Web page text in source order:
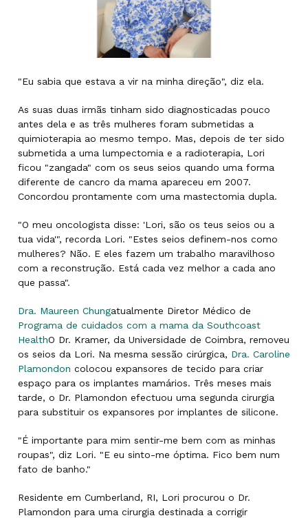
"Eu sabia que estava a vir na minha direção", diz ela.
As suas duas irmãs tinham sido diagnosticadas pouco
antes dela e as três mulheres foram submetidas a
quimioterapia ao mesmo tempo. Mas, depois de ter sido
submetida a uma lumpectomia e a radioterapia, Lori
ficou "zangada" com os seus seios quando uma forma
diferente de cancro da mama apareceu em 2007.
Concordou prontamente com uma mastectomia dupla.
"O meu oncologista disse: 'Lori, são os teus seios ou a
tua vida'", recorda Lori. "Estes seios definem-nos como
mulheres? Não. E eles fazem um trabalho maravilhoso
com a reconstrução. Está cada vez melhor a cada ano
que passa".
Dra. Maureen Chungatualmente Diretor Médico de
Programa de cuidados com a mama da Southcoast
HealthO Dr. Kramer, da Universidade de Coimbra, removeu
os seios da Lori. Na mesma sessão cirúrgica, Dra. Caroline
Plamondon colocou expansores de tecido para criar
espaço para os implantes mamários. Três meses mais
tarde, o Dr. Plamondon efectuou uma segunda cirurgia
para substituir os expansores por implantes de silicone.
"É importante para mim sentir-me bem com as minhas
roupas", diz Lori. "E eu sinto-me óptima. Fico bem num
fato de banho."
Residente em Cumberland, RI, Lori procurou o Dr.
Plamondon para uma cirurgia destinada a corrigir